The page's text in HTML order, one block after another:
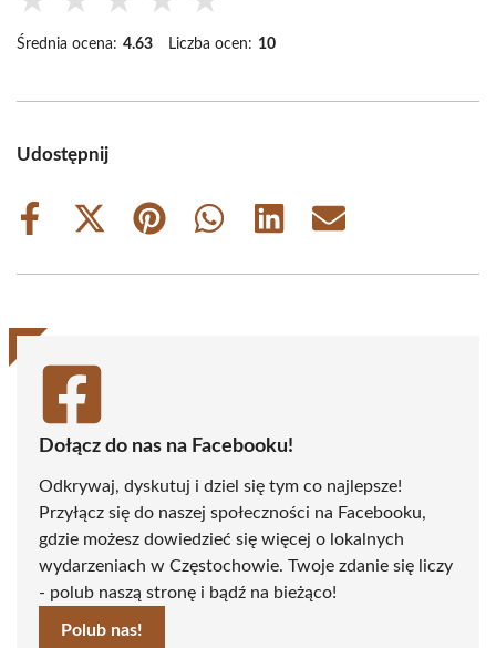
Średnia ocena: 4.63 Liczba ocen: 10
Udostępnij
Share
Share
(Twitter)
Share
Share
Share
Share
Dołącz do nas na Facebooku!
Odkrywaj, dyskutuj i dziel się tym co najlepsze!
Przyłącz się do naszej społeczności na Facebooku,
gdzie możesz dowiedzieć się więcej o lokalnych
wydarzeniach w Częstochowie. Twoje zdanie się liczy
- polub naszą stronę i bądź na bieżąco!
Polub nas!